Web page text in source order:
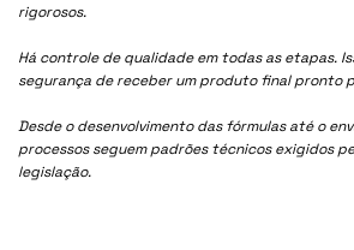
rigorosos.
Há controle de qualidade em todas as etapas.
segurança de receber um produto final pronto
Desde o desenvolvimento das fórmulas até o
processos seguem padrões técnicos exigidos
legislação.